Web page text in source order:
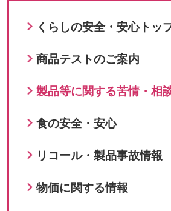
くらしの安全・安心トッ
商品テストのご案内
製品等に関する苦情・相
食の安全・安心
リコール・製品事故情報
物価に関する情報